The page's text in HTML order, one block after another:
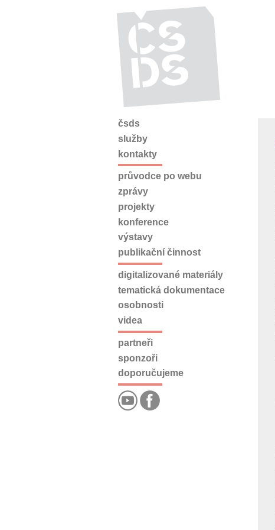
čsds
služby
kontakty
průvodce po webu
zprávy
projekty
konference
výstavy
publikační činnost
digitalizované materiály
tematická dokumentace
osobnosti
videa
partneři
sponzoři
doporučujeme